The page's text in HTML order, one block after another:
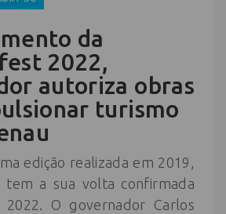
da
2022,
autoriza obras
turismo
edição realizada em 2019,
tem a sua volta confirmada
O governador Carlos